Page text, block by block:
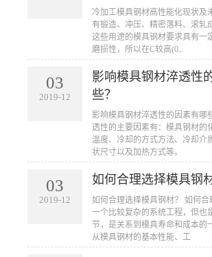
冷加工模具钢材高性能化现状及
有锻造、冲压、精密落料、滚轧
这些用途的模具钢材要求具有一
磨损性，所以在C较高(0．
03
2019-12
影响模具钢材淬透性
些？
影响模具钢材淬透性的因素有哪
透性的主要因素有：模具钢材的
温度、冷却的方式方法、冷却介
状尺寸以及加热方式等。
03
2019-12
如何合理选择模具钢
如何合理选择模具钢材？ 如何
一个比较复杂的系统工程，但也
节，是关系到模具寿命和成本的
从模具钢材的基本性能、工